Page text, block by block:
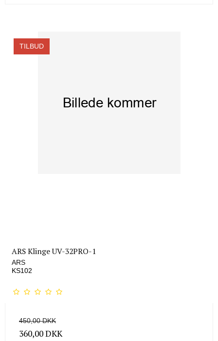
TILBUD
ARS Klinge UV-32PRO-1
ARS
KS102
450,00 DKK
360,00 DKK